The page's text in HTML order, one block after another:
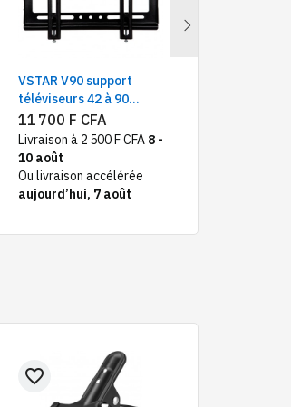
VSTAR V90 support
téléviseurs 42 à 90
pouces murale
11 700 F CFA
Livraison à 2 500 F CFA 8 -
10 août
Ou livraison accélérée
aujourd’hui, 7 août
Next
favorite_border